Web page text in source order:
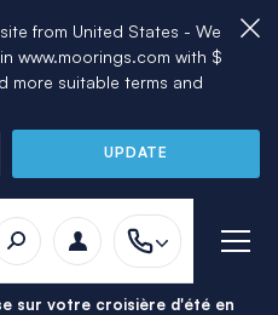
from United States - We
www.moorings.com with $
more suitable terms and
UPDATE
sur votre croisière d'été en